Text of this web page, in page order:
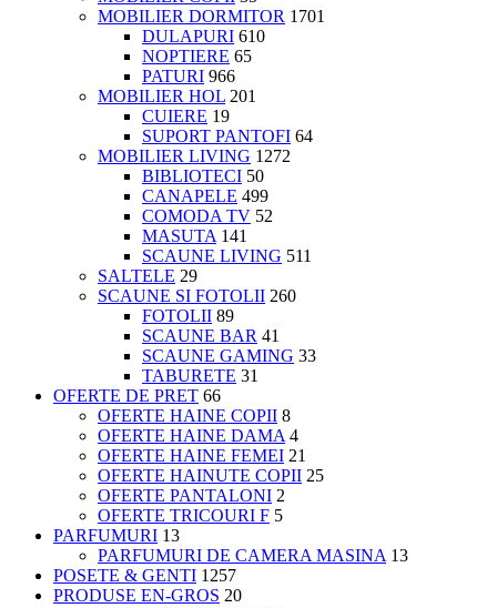
MOBILIER DORMITOR 1701
DULAPURI 610
NOPTIERE 65
PATURI 966
MOBILIER HOL 201
CUIERE 19
SUPORT PANTOFI 64
MOBILIER LIVING 1272
BIBLIOTECI 50
CANAPELE 499
COMODA TV 52
MASUTA 141
SCAUNE LIVING 511
SALTELE 29
SCAUNE SI FOTOLII 260
FOTOLII 89
SCAUNE BAR 41
SCAUNE GAMING 33
TABURETE 31
OFERTE DE PRET 66
OFERTE HAINE COPII 8
OFERTE HAINE DAMA 4
OFERTE HAINE FEMEI 21
OFERTE HAINUTE COPII 25
OFERTE PANTALONI 2
OFERTE TRICOURI F 5
PARFUMURI 13
PARFUMURI DE CAMERA MASINA 13
POSETE & GENTI 1257
PRODUSE EN-GROS 20